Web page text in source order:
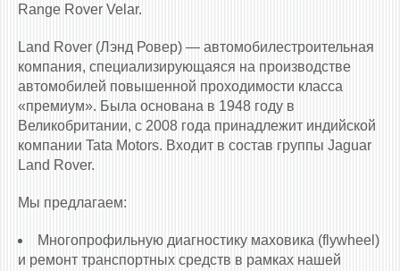
Range Rover Velar.
Land Rover (Лэнд Ровер) — автомобилестроительная
компания, специализирующаяся на производстве
автомобилей повышенной проходимости класса
«премиум». Была основана в 1948 году в
Великобритании, с 2008 года принадлежит индийской
компании Tata Motors. Входит в состав группы Jaguar
Land Rover.
Мы предлагаем:
Многопрофильную диагностику маховика (flywheel)
и ремонт транспортных средств в рамках нашей